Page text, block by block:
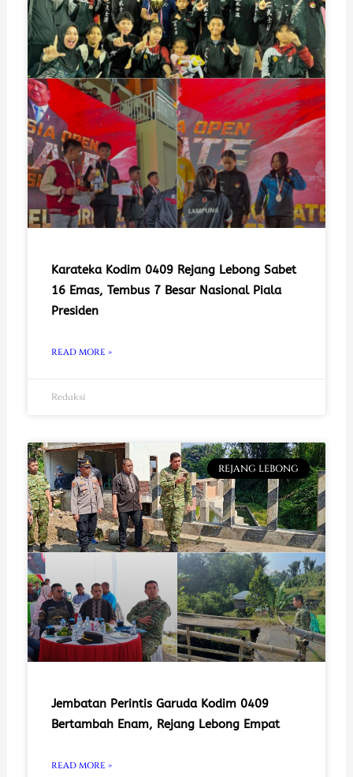
Karateka Kodim 0409 Rejang Lebong Sabet
16 Emas, Tembus 7 Besar Nasional Piala
Presiden
READ MORE »
Redaksi
REJANG LEBONG
Jembatan Perintis Garuda Kodim 0409
Bertambah Enam, Rejang Lebong Empat
READ MORE »